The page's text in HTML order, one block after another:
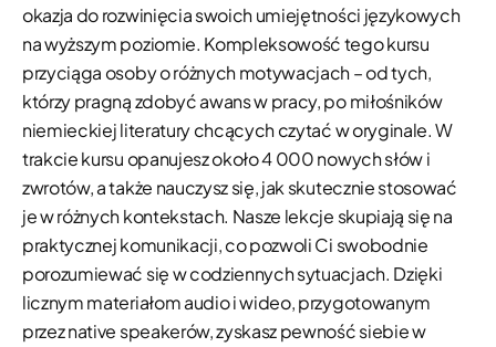
okazja do rozwinięcia swoich umiejętności językowych
na wyższym poziomie. Kompleksowość tego kursu
przyciąga osoby o różnych motywacjach – od tych,
którzy pragną zdobyć awans w pracy, po miłośników
niemieckiej literatury chcących czytać w oryginale. W
trakcie kursu opanujesz około 4 000 nowych słów i
zwrotów, a także nauczysz się, jak skutecznie stosować
je w różnych kontekstach. Nasze lekcje skupiają się na
praktycznej komunikacji, co pozwoli Ci swobodnie
porozumiewać się w codziennych sytuacjach. Dzięki
licznym materiałom audio i wideo, przygotowanym
przez native speakerów, zyskasz pewność siebie w